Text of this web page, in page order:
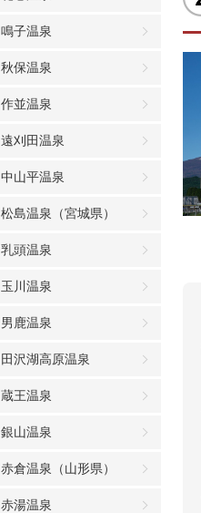
鳴子温泉
秋保温泉
作並温泉
遠刈田温泉
中山平温泉
松島温泉（宮城県）
乳頭温泉
玉川温泉
男鹿温泉
田沢湖高原温泉
蔵王温泉
銀山温泉
赤倉温泉（山形県）
赤湯温泉